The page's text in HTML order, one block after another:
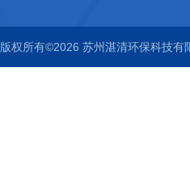
版权所有©2026 苏州湛清环保科技